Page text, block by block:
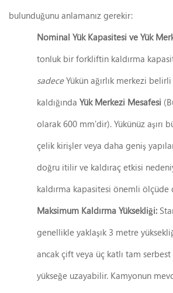
bulunduğunu anlamanız gerekir:
Nominal Yük Kapasitesi ve Yük
tonluk bir forkliftin kaldırma
sadeceYükün ağırlık merkezi
kaldığında Yük Merkezi Mesafesi
olarak 600 mm'dir). Yükünüz aşırı
çelik kirişler veya daha geniş
doğru itilir ve kaldıraç etkisi
kaldırma kapasitesi önemli ölçüde
Maksimum Kaldırma Yüksekliği:
genellikle yaklaşık 3 metre
ancak çift veya üç katlı tam
yükseğe uzayabilir. Kamyonun